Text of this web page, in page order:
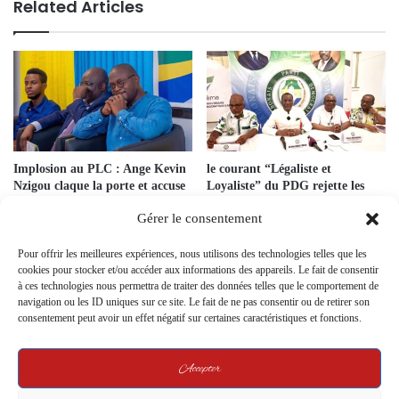
Gérer le consentement
Pour offrir les meilleures expériences, nous utilisons des technologies telles que les
cookies pour stocker et/ou accéder aux informations des appareils. Le fait de consentir
à ces technologies nous permettra de traiter des données telles que le comportement de
navigation ou les ID uniques sur ce site. Le fait de ne pas consentir ou de retirer son
consentement peut avoir un effet négatif sur certaines caractéristiques et fonctions.
Accepter
Related Articles
Implosion au PLC : Ange Kevin
Nzigou claque la porte et accuse
le courant “Légaliste et
Loyaliste” du PDG rejette les
21 April 2025
Présidentielle 2025 – Franceville
: démonstration de force du
Gabon : Éloi Nzondo claque la
porte du PDG — un départ de